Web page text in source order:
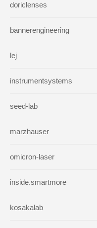
doriclenses
bannerengineering
lej
instrumentsystems
seed-lab
marzhauser
omicron-laser
inside.smartmore
kosakalab